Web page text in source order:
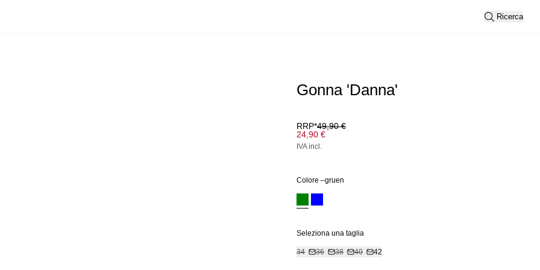
Ricerca
Gonna 'Danna'
RRP*49,90 €
24,90 €
IVA incl.
Colore –gruen
Seleziona una taglia
34 36 38 40 42